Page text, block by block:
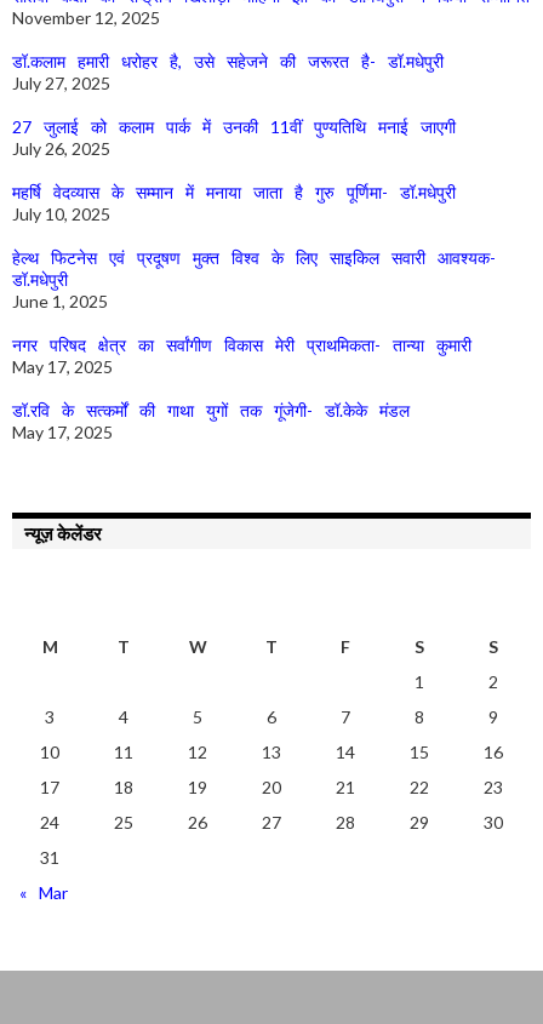
November 12, 2025
डॉ.कलाम हमारी धरोहर है, उसे सहेजने की जरूरत है- डॉ.मधेपुरी
July 27, 2025
27 जुलाई को कलाम पार्क में उनकी 11वीं पुण्यतिथि मनाई जाएगी
July 26, 2025
महर्षि वेदव्यास के सम्मान में मनाया जाता है गुरु पूर्णिमा- डॉ.मधेपुरी
July 10, 2025
हेल्थ फिटनेस एवं प्रदूषण मुक्त विश्व के लिए साइकिल सवारी आवश्यक-
डॉ.मधेपुरी
June 1, 2025
नगर परिषद क्षेत्र का सर्वांगीण विकास मेरी प्राथमिकता- तान्या कुमारी
May 17, 2025
डॉ.रवि के सत्कर्मों की गाथा युगों तक गूंजेगी- डॉ.केके मंडल
May 17, 2025
न्यूज़ केलेंडर
M T W T F S S
« Mar
1
2
3
4 5 6 7 8
9
10
11 12 13 14 15
16
17
18 19 20 21 22
23
24
25 26 27 28 29
30
31